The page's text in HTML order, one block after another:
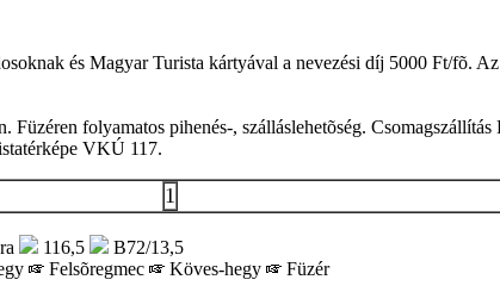
és Magyar Turista kártyával a nevezési díj 5000 Ft/fõ.
folyamatos pihenés-, szálláslehetõség. Csomagszállítás
VKÚ 117.
1
116,5
B72/13,5
Felsõregmec Köves-hegy Füzér